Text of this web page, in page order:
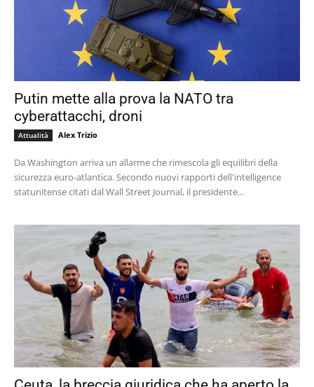
Putin mette alla prova la NATO tra
cyberattacchi, droni
Attualità Alex Trizio
Da Washington arriva un allarme che rimescola gli equilibri della
sicurezza euro-atlantica. Secondo nuovi rapporti dell'intelligence
statunitense citati dal Wall Street Journal, il presidente...